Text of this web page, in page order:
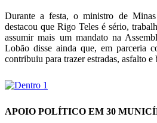
Durante a festa, o ministro de
destacou que Rigo Teles é sério,
assumir mais um mandato na
Lobão disse ainda que, em parceria
contribuiu para trazer estradas, asfalto
APOIO POLÍTICO EM 30